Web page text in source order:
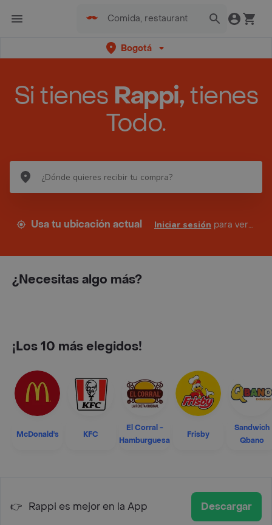
Bogotá
Si tienes Rappi,tienes
Todo.
Usa tu ubicación actual Iniciar sesión para ver tus direcciones
¿Necesitas algo más?
¡Los 10 más elegidos!
McDonald's KFC
El Corral -
Hamburguesa
Frisby
Sandwich
Qbano
👉 Rappi es mejor en la App Descargar